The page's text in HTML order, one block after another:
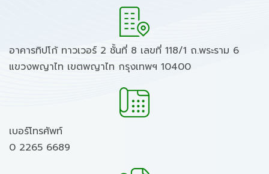
อาคารทิปโก้ ทาวเวอร์ 2 ชั้นที่ 8 เลขที่ 118/1 ถ.พระราม 6
แขวงพญาไท เขตพญาไท กรุงเทพฯ 10400
เบอร์โทรศัพท์
0 2265 6689